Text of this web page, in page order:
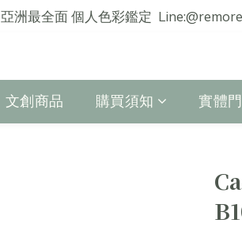
亞洲最全面 個人色彩鑑定
文創商品 購買須知 實體